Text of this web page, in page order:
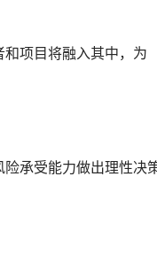
项目将融入其中，为
承受能力做出理性决